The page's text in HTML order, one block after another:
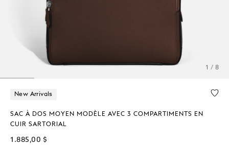
1 / 8
New Arrivals
SAC À DOS MOYEN MODÈLE AVEC 3 COMPARTIMENTS EN
CUIR SARTORIAL
1.885,00 $